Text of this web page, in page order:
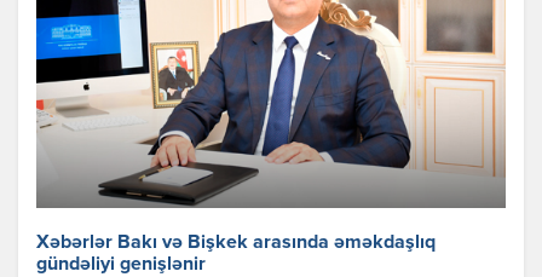
Xəbərlər Bakı və Bişkek arasında əməkdaşlıq
gündəliyi genişlənir